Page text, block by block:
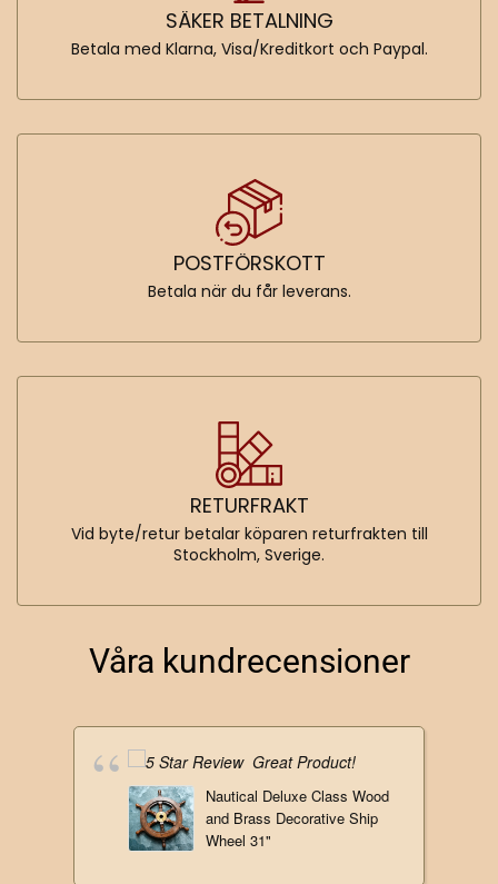
SÄKER BETALNING
Betala med Klarna, Visa/Kreditkort och Paypal.
POSTFÖRSKOTT
Betala när du får leverans.
RETURFRAKT
Vid byte/retur betalar köparen returfrakten till
Stockholm, Sverige.
Våra kundrecensioner
Great Product!
Nautical Deluxe Class Wood
and Brass Decorative Ship
Wheel 31"